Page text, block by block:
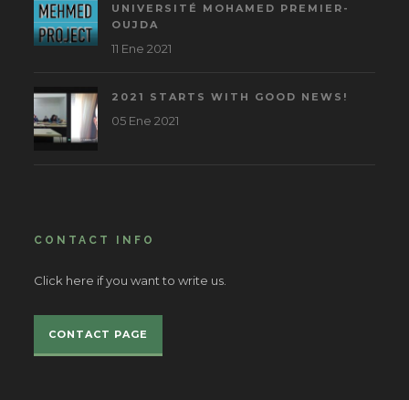
UNIVERSITÉ MOHAMED PREMIER-
OUJDA
11 Ene 2021
2021 STARTS WITH GOOD NEWS!
05 Ene 2021
CONTACT INFO
Click here if you want to write us.
CONTACT PAGE